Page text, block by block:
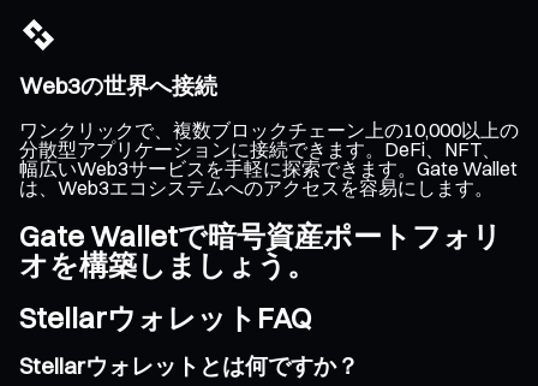
Web3の世界へ接続
ワンクリックで、複数ブロックチェーン上の10,000以上の
分散型アプリケーションに接続できます。DeFi、NFT、
幅広いWeb3サービスを手軽に探索できます。Gate Wallet
は、Web3エコシステムへのアクセスを容易にします。
Gate Walletで暗号資産ポートフォリ
オを構築しましょう。
StellarウォレットFAQ
Stellarウォレットとは何ですか？